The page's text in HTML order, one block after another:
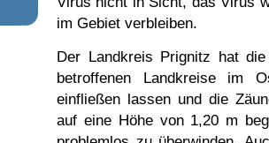
im Gebiet verbleiben.
Der Landkreis Prignitz hat
betroffenen Landkreise im
einfließen lassen und die
auf eine Höhe von 1,20 m